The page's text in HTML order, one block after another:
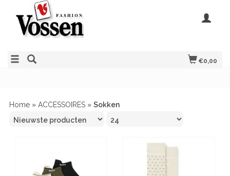
€0,00
Home » ACCESSOIRES » Sokken